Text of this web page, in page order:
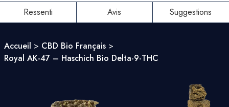
Ressenti Avis Suggestions
Accueil > CBD Bio Français >
Royal AK-47 – Haschich Bio Delta-9-THC